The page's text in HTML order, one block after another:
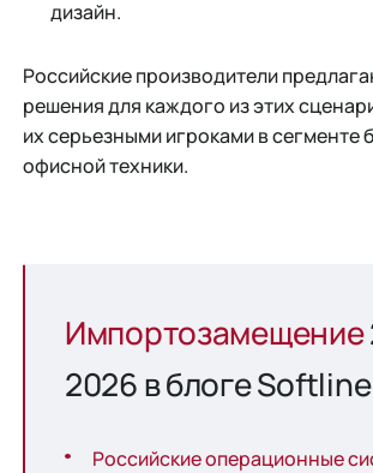
дизайн.
Российские производители
решения для каждого из этих
их серьезными игроками в сегменте
офисной техники.
Импортозамещение
2026 в блоге
Российские операционные